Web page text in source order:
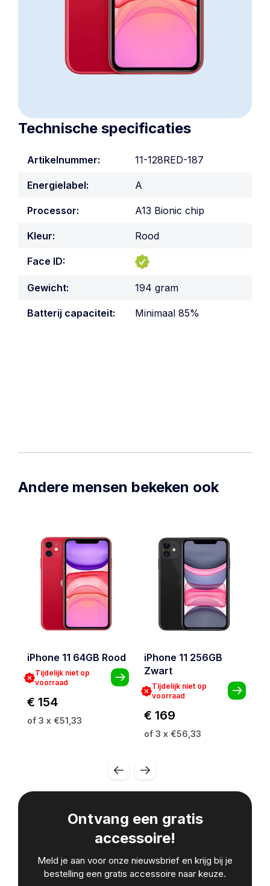
Technische specificaties
Artikelnummer: 11-128RED-187
Energielabel: A
Processor: A13 Bionic chip
Kleur: Rood
Face ID:
Gewicht: 194 gram
Batterij capaciteit: Minimaal 85%
Andere mensen bekeken ook
iPhone 11 64GB Rood
Tijdelijk niet op
voorraad
€ 154
of 3 x €51,33
iPhone 11 256GB
Zwart
Tijdelijk niet op
voorraad
€ 169
of 3 x €56,33
Ontvang een gratis
accessoire!
Meld je aan voor onze nieuwsbrief en krijg bij je
bestelling een gratis accessoire naar keuze.